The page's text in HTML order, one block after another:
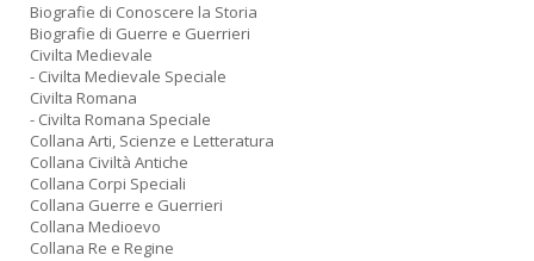
Biografie di Conoscere la Storia
Biografie di Guerre e Guerrieri
Civilta Medievale
- Civilta Medievale Speciale
Civilta Romana
- Civilta Romana Speciale
Collana Arti, Scienze e Letteratura
Collana Civiltà Antiche
Collana Corpi Speciali
Collana Guerre e Guerrieri
Collana Medioevo
Collana Re e Regine